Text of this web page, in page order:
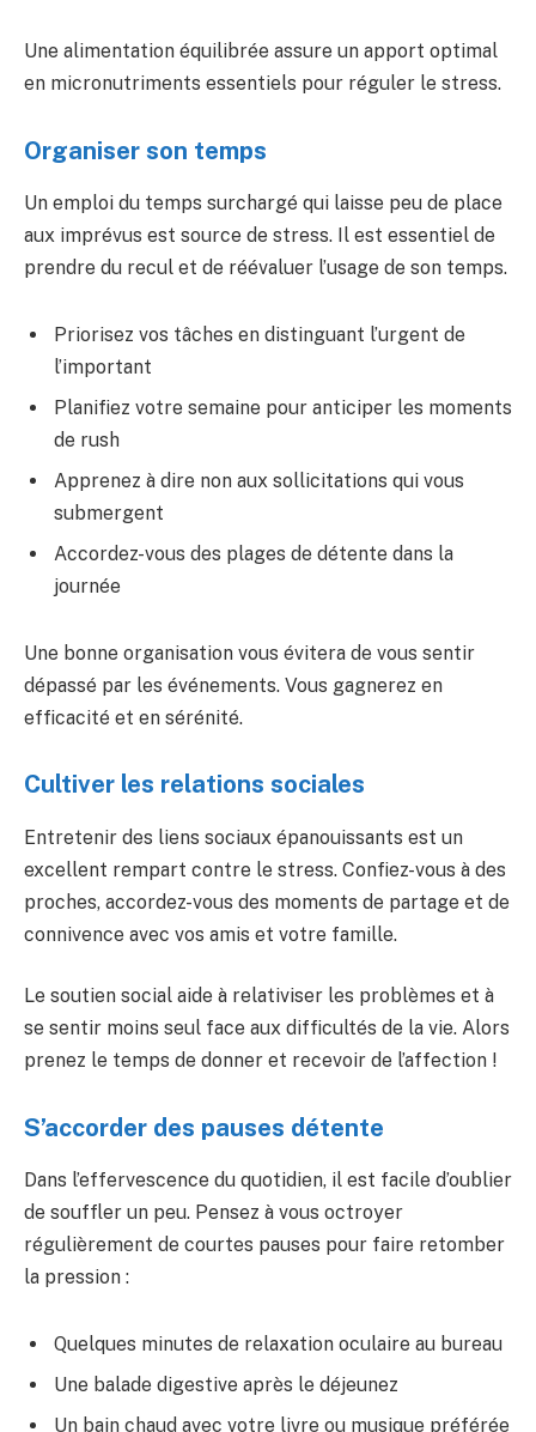
Une alimentation équilibrée assure un apport optimal
en micronutriments essentiels pour réguler le stress.
Organiser son temps
Un emploi du temps surchargé qui laisse peu de place
aux imprévus est source de stress. Il est essentiel de
prendre du recul et de réévaluer l’usage de son temps.
Priorisez vos tâches en distinguant l’urgent de
l’important
Planifiez votre semaine pour anticiper les moments
de rush
Apprenez à dire non aux sollicitations qui vous
submergent
Accordez-vous des plages de détente dans la
journée
Une bonne organisation vous évitera de vous sentir
dépassé par les événements. Vous gagnerez en
efficacité et en sérénité.
Cultiver les relations sociales
Entretenir des liens sociaux épanouissants est un
excellent rempart contre le stress. Confiez-vous à des
proches, accordez-vous des moments de partage et de
connivence avec vos amis et votre famille.
Le soutien social aide à relativiser les problèmes et à
se sentir moins seul face aux difficultés de la vie. Alors
prenez le temps de donner et recevoir de l’affection !
S’accorder des pauses détente
Dans l’effervescence du quotidien, il est facile d’oublier
de souffler un peu. Pensez à vous octroyer
régulièrement de courtes pauses pour faire retomber
la pression :
Quelques minutes de relaxation oculaire au bureau
Une balade digestive après le déjeunez
Un bain chaud avec votre livre ou musique préférée